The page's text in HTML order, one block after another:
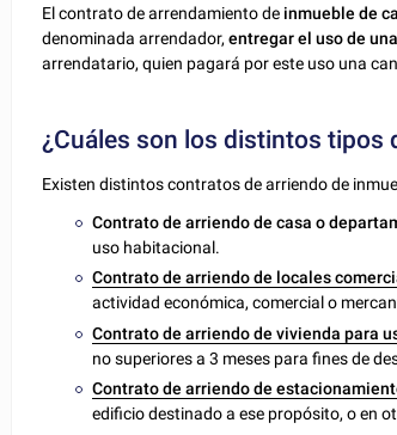
El contrato de arrendamiento de inmueble de
denominada arrendador,entregar el uso de
arrendatario, quien pagará por este uso una
¿Cuáles son los distintos tipos
Existen distintos contratos de arriendo de
Contrato de arriendo de casa o
uso habitacional.
Contrato de arriendo de locales
actividad económica, comercial o
Contrato de arriendo de vivienda para
no superiores a 3 meses para fines de
Contrato de arriendo de
edificio destinado a ese propósito, o en